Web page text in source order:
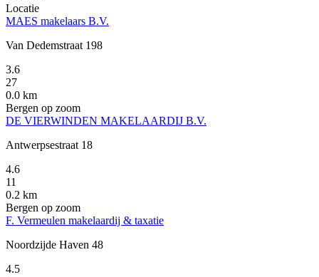
Locatie
MAES makelaars B.V.
Van Dedemstraat 198
3.6
27
0.0 km
Bergen op zoom
DE VIERWINDEN MAKELAARDIJ B.V.
Antwerpsestraat 18
4.6
11
0.2 km
Bergen op zoom
F. Vermeulen makelaardij & taxatie
Noordzijde Haven 48
4.5